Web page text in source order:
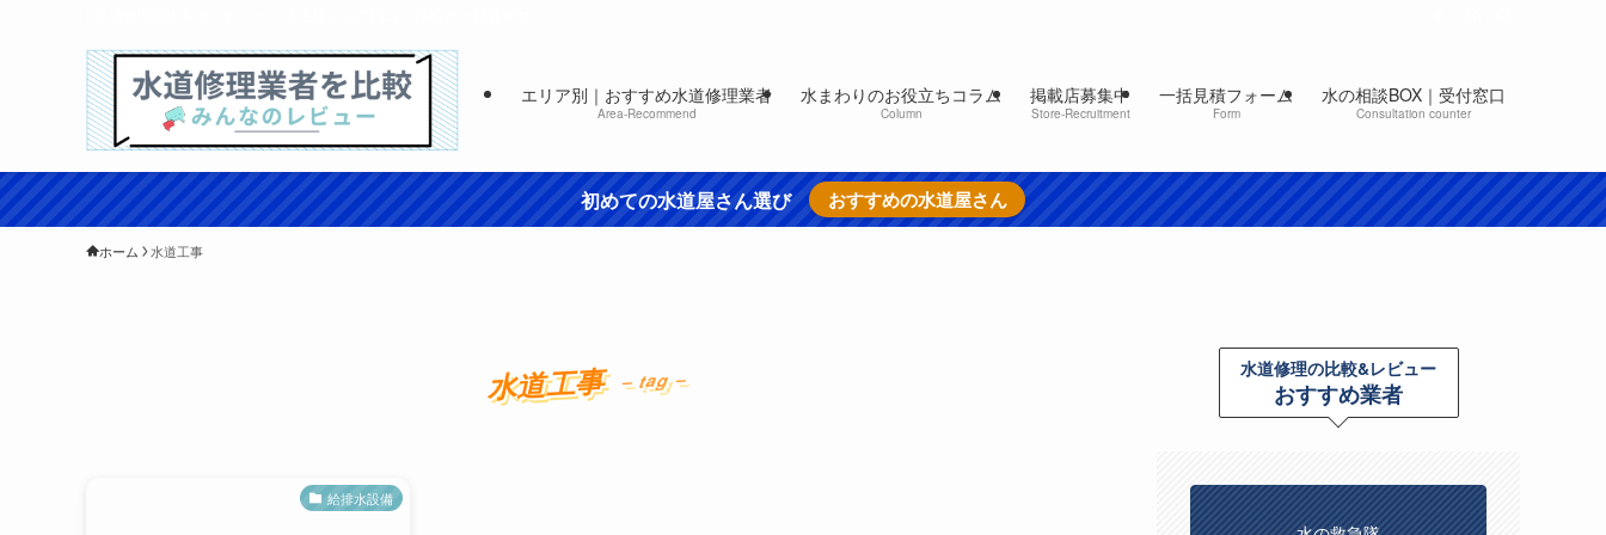
エリア別｜おすすめ水道修理業者
Area-Recommend
水まわりのお役立ちコラム
Column
掲載店募集中
Store-Recruitment
一括見積フォーム
Form
水の相談BOX｜受付窓口
Consultation counter
初めての水道屋さん選び おすすめの水道屋さん
ホーム 水道工事
水道工事 – tag –
給排水設備
水道修理の比較&レビュー
おすすめ業者